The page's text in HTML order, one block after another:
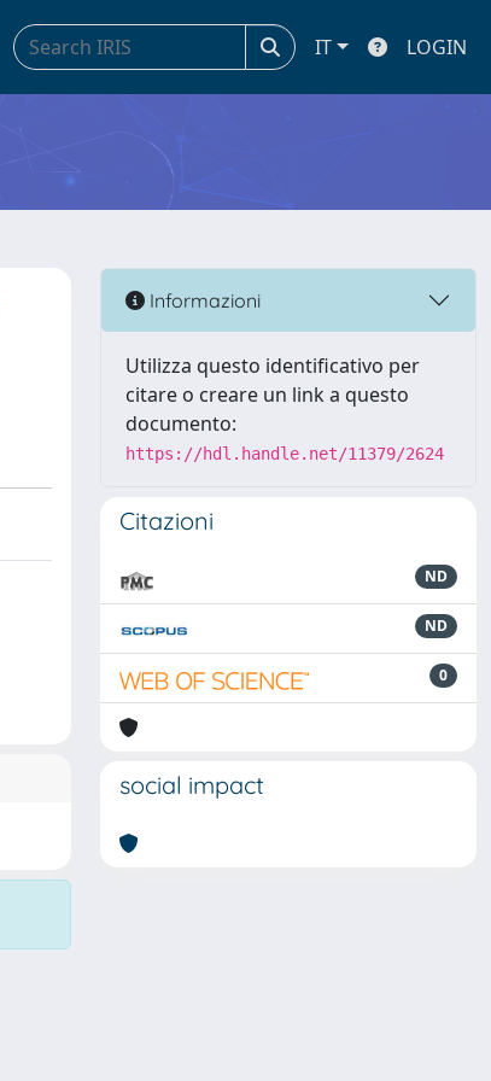
IT LOGIN
Informazioni
Utilizza questo identificativo per
citare o creare un link a questo
documento:
https://hdl.handle.net/11379/2624
Citazioni
ND
ND
0
social impact